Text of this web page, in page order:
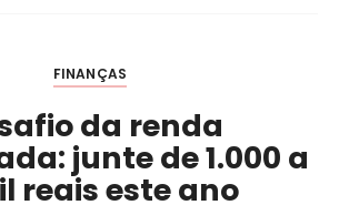
FINANÇAS
da renda
junte de 1.000 a
reais este ano